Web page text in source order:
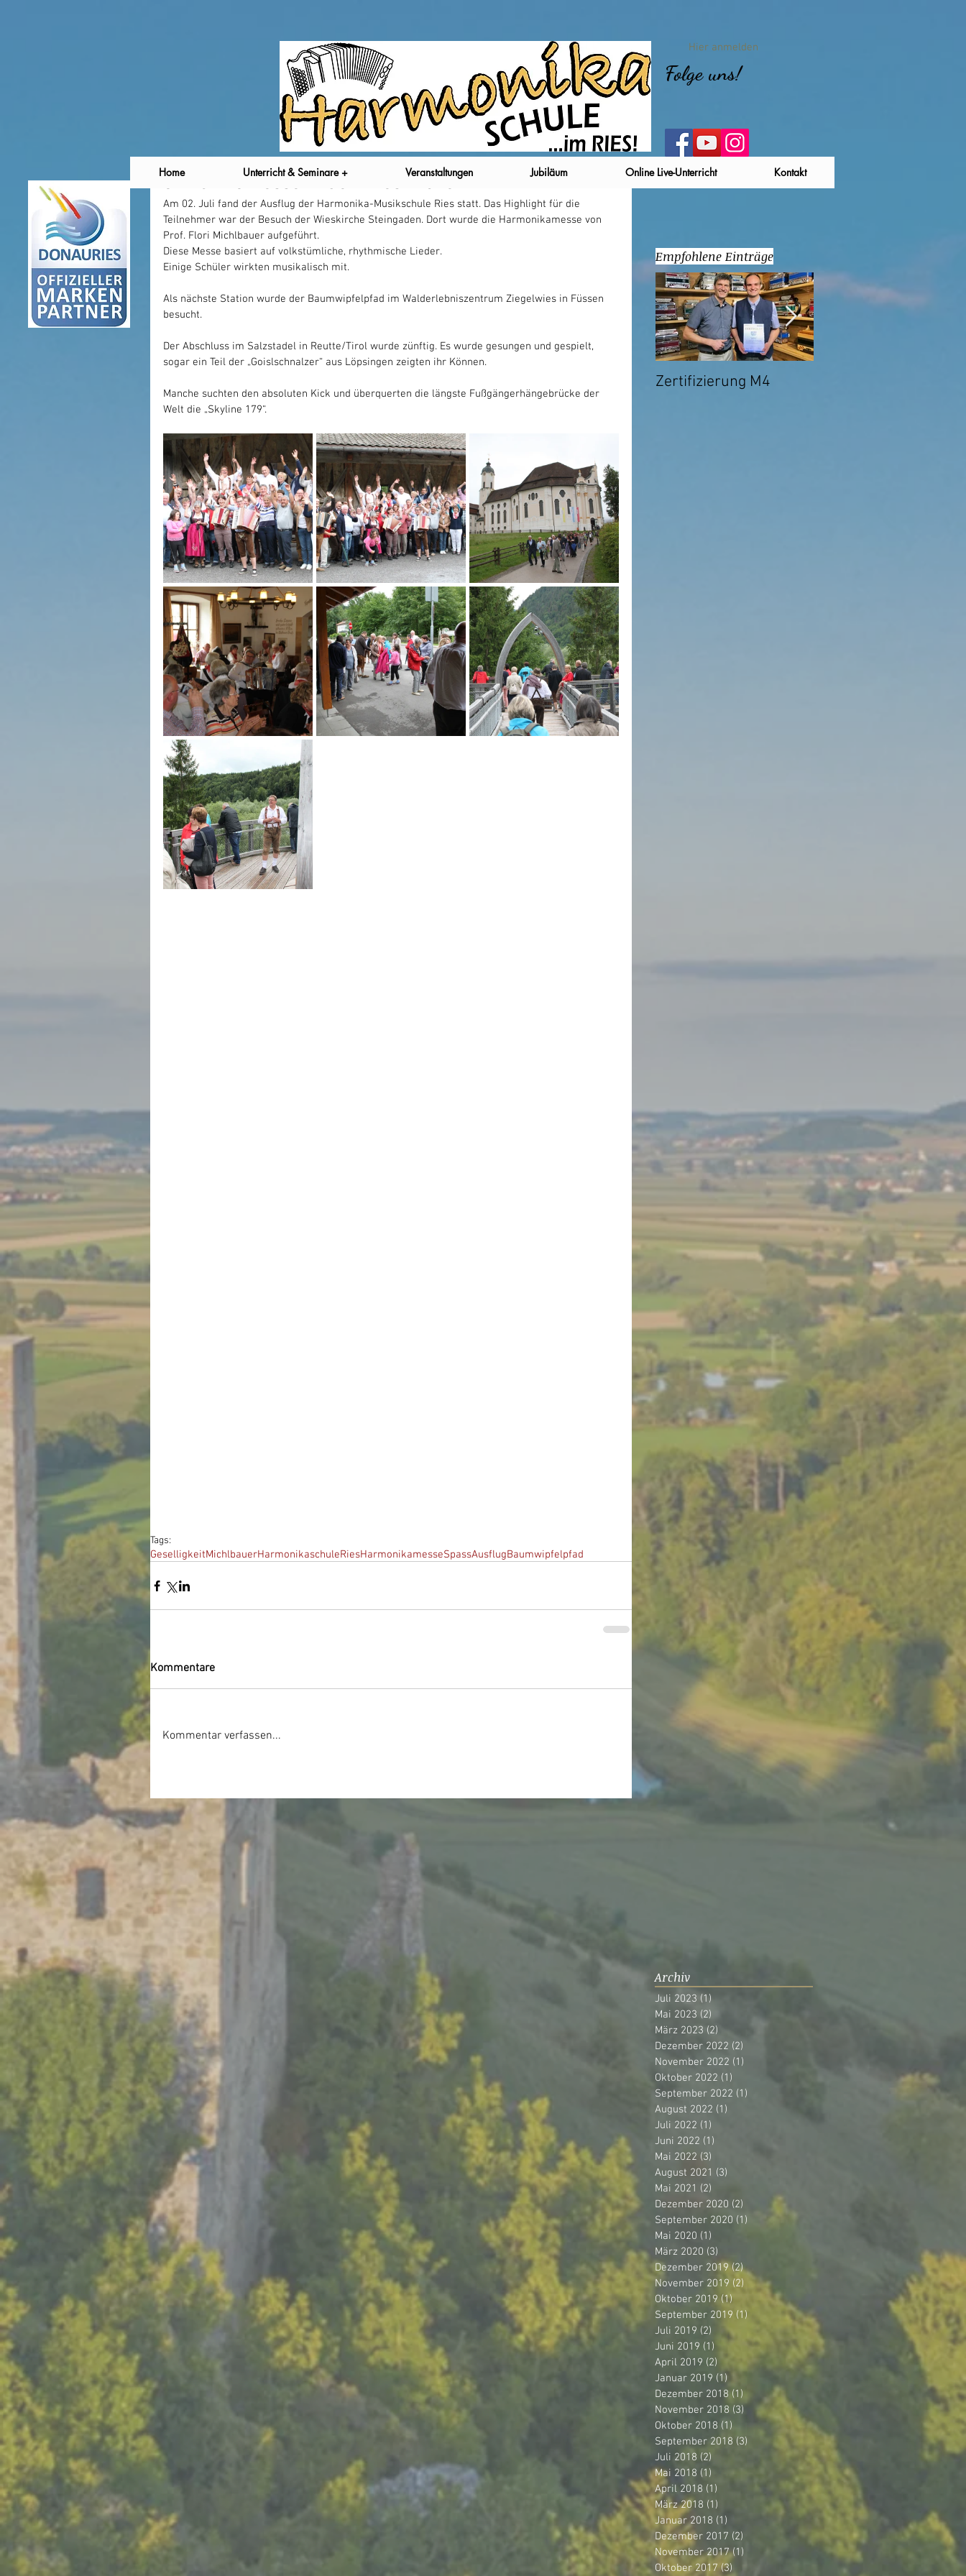
Hier anmelden
Folge uns!
Harmonikamesse in der Wieskirche
Am 02. Juli fand der Ausflug der Harmonika-Musikschule Ries statt. Das Highlight für die
Teilnehmer war der Besuch der Wieskirche Steingaden. Dort wurde die Harmonikamesse von
Prof. Flori Michlbauer aufgeführt.
Diese Messe basiert auf volkstümliche, rhythmische Lieder.
Einige Schüler wirkten musikalisch mit.
Als nächste Station wurde der Baumwipfelpfad im Walderlebniszentrum Ziegelwies in Füssen
besucht.
Der Abschluss im Salzstadel in Reutte/Tirol wurde zünftig. Es wurde gesungen und gespielt,
sogar ein Teil der „Goislschnalzer“ aus Löpsingen zeigten ihr Können.
Manche suchten den absoluten Kick und überquerten die längste Fußgängerhängebrücke der
Welt die „Skyline 179“.
Tags:
GeselligkeitMichlbauerHarmonikaschuleRiesHarmonikamesseSpassAusflugBaumwipfelpfad
Kommentare
Kommentar verfassen...
Empfohlene Einträge
Zertifizierung M4
Archiv
Juli 2023 (1)
Mai 2023 (2)
März 2023 (2)
Dezember 2022 (2)
November 2022 (1)
Oktober 2022 (1)
September 2022 (1)
August 2022 (1)
Juli 2022 (1)
Juni 2022 (1)
Mai 2022 (3)
August 2021 (3)
Mai 2021 (2)
Dezember 2020 (2)
September 2020 (1) 1 Beitrag
Mai 2020 (1)
März 2020 (3)
Dezember 2019 (2)2 Beiträge
November 2019 (2) 2 Beiträge
Oktober 2019 (1) 1 Beitrag
September 2019 (1) 1 Beitrag
Juli 2019 (2) 2 Beiträge
Juni 2019 (1) 1 Beitrag
April 2019 (2) 2 Beiträge
Januar 2019 (1)
Dezember 2018 (1) 1 Beitrag
November 2018 (3) 3 Beiträge
Oktober 2018 (1) 1 Beitrag
September 2018 (3) 3 Beiträge
Juli 2018 (2)
Mai 2018 (1)
April 2018 (1)
März 2018 (1)
Januar 2018 (1)
Dezember 2017 (2)
November 2017 (1)
Oktober 2017 (3)
Home Unterricht & Seminare + Veranstaltungen Jubiläum Online Live-Unterricht Kontakt